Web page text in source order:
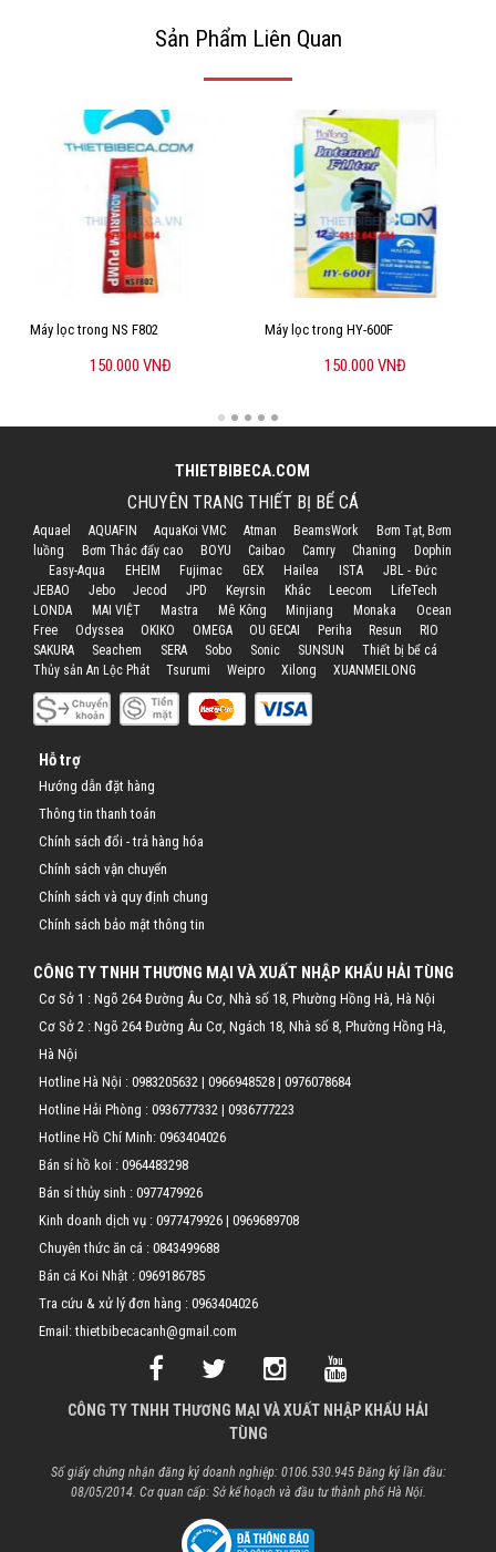
Sản Phẩm Liên Quan
Máy lọc trong NS F802
150.000 VNĐ
Máy lọc trong HY-600F
150.000 VNĐ
THIETBIBECA.COM
CHUYÊN TRANG THIẾT BỊ BỂ CÁ
Aquael AQUAFIN AquaKoi VMC Atman BeamsWork
Bơm Tạt, Bơm
luồng
Bơm Thác đẩy cao BOYU Caibao Camry Chaning
Dophin
Easy-Aqua
EHEIM Fujimac GEX Hailea ISTA
JBL - Đức
JEBAO
Jebo Jecod JPD Keyrsin Khác Leecom
LifeTech
LONDA
MAI VIỆT Mastra Mê Kông Minjiang Monaka
Ocean
Free
Odyssea OKIKO OMEGA OU GECAI Periha Resun
RIO
SAKURA
Seachem SERA Sobo Sonic SUNSUN
Thiết bị bể cá
Thủy sản An Lộc Phát
Tsurumi Weipro Xilong XUANMEILONG
Hỗ trợ
Hướng dẫn đặt hàng
Thông tin thanh toán
Chính sách đổi - trả hàng hóa
Chính sách vận chuyển
Chính sách và quy định chung
Chính sách bảo mật thông tin
CÔNG TY TNHH THƯƠNG MẠI VÀ XUẤT NHẬP KHẨU HẢI TÙNG
Cơ Sở 1 : Ngõ 264 Đường Âu Cơ, Nhà số 18, Phường Hồng Hà, Hà Nội
Cơ Sở 2 : Ngõ 264 Đường Âu Cơ, Ngách 18, Nhà số 8, Phường Hồng Hà,
Hà Nội
Hotline Hà Nội : 0983205632 | 0966948528 | 0976078684
Hotline Hải Phòng : 0936777332 | 0936777223
Hotline Hồ Chí Minh: 0963404026
Bán sỉ hồ koi : 0964483298
Bán sỉ thủy sinh : 0977479926
Kinh doanh dịch vụ : 0977479926 | 0969689708
Chuyên thức ăn cá : 0843499688
Bán cá Koi Nhật : 0969186785
Tra cứu & xử lý đơn hàng : 0963404026
Email: thietbibecacanh@gmail.com
CÔNG TY TNHH THƯƠNG MẠI VÀ XUẤT NHẬP KHẨU HẢI
TÙNG
Số giấy chứng nhận đăng ký doanh nghiệp: 0106.530.945 Đăng ký lần đầu:
08/05/2014. Cơ quan cấp: Sở kế hoạch và đầu tư thành phố Hà Nội.